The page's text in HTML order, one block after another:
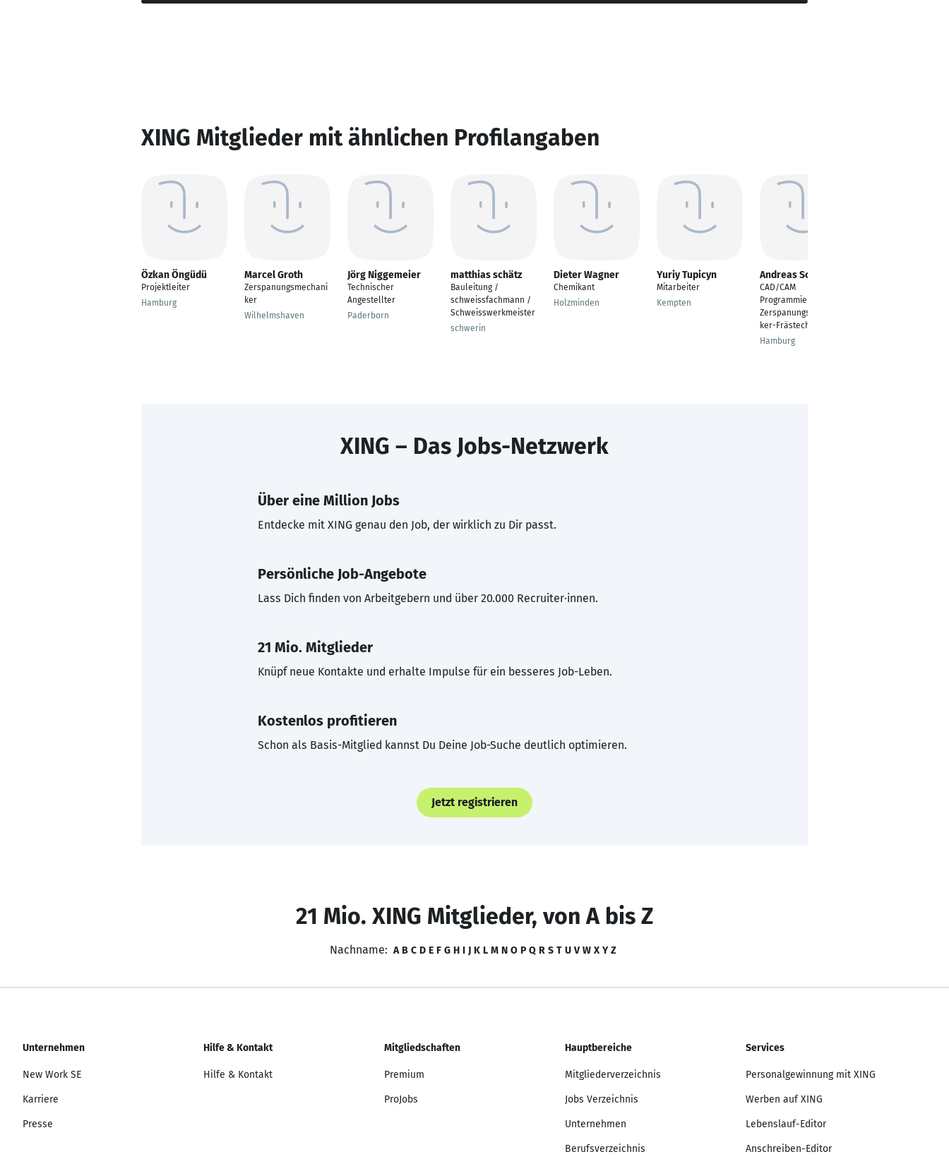
XING Mitglieder mit ähnlichen Profilangaben
Özkan Öngüdü
Projektleiter
Hamburg
Marcel Groth
Zerspanungsmechani
ker
Wilhelmshaven
Jörg Niggemeier
Technischer
Angestellter
Paderborn
matthias schätz
Bauleitung /
schweissfachmann /
Schweisswerkmeister
schwerin
Dieter Wagner
Chemikant
Holzminden
Yuriy Tupicyn
Mitarbeiter
Kempten
Andreas Schneider
CAD/CAM
Programmierer /
Zerspanungsmechani
ker-Frästechnik
Hamburg
XING – Das Jobs-Netzwerk
Über eine Million Jobs
Entdecke mit XING genau den Job, der wirklich zu Dir passt.
Persönliche Job-Angebote
Lass Dich finden von Arbeitgebern und über 20.000 Recruiter·innen.
21 Mio. Mitglieder
Knüpf neue Kontakte und erhalte Impulse für ein besseres Job-Leben.
Kostenlos profitieren
Schon als Basis-Mitglied kannst Du Deine Job-Suche deutlich optimieren.
Jetzt registrieren
21 Mio. XING Mitglieder, von A bis Z
Nachname: A B C D E F G H I J K L M N O P Q R S T U V W X Y Z
Unternehmen
New Work SE
Karriere
Presse
Hilfe & Kontakt
Hilfe & Kontakt
Mitgliedschaften
Premium
ProJobs
Hauptbereiche
Mitgliederverzeichnis
Jobs Verzeichnis
Unternehmen
Berufsverzeichnis
Services
Personalgewinnung mit XING
Werben auf XING
Lebenslauf-Editor
Anschreiben-Editor